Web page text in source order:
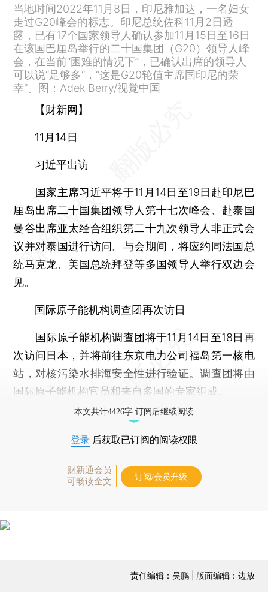
当地时间2022年11月8日，印尼雅加达，一名妇女
走过G20峰会的标志。印尼总统佐科11月2日透
露，已有17个国家领导人确认参加11月15日至16日
在该国巴厘岛举行的二十国集团（G20）领导人峰
会，在当前“困难的情况下”，已确认出席的领导人
可以说“足够多”，“这是G20轮值主席国印尼的荣
幸”。图：Adek Berry/视觉中国
【财新网】
11月14日
习近平出访
国家主席习近平将于11月14日至19日赴印尼巴
厘岛出席二十国集团领导人第十七次峰会、赴泰国
曼谷出席亚太经合组织第二十九次领导人非正式会
议并对泰国进行访问。与会期间，将应约同法国总
统马克龙、美国总统拜登等多国领导人举行双边会
见。
国际原子能机构调查团再次访日
国际原子能机构调查团将于11月14日至18日再
次访问日本，并将前往东京电力公司福岛第一核电
站，对核污染水排海安全性进行验证。调查团将由
国际原子能机构官员和来自多国的专家组成。
本文共计4426字 订阅后继续阅读
登录 后获取已订阅的阅读权限
财新通会员
可畅读全文
订阅/会员升级
责任编辑：吴鹏 | 版面编辑：边放